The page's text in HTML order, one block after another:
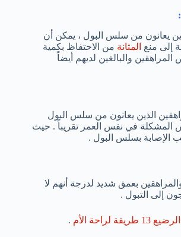
يعانون من سلس البول ، يمكن أن
إلى منع المثانة من الاحتفاظ بكمية
والبالغين لديهم أيضاً
الذين يعانون من سلس البول
المشكلة في نفس العمر تقريباً . حيث
الإصابة بسلس البول .
بعمق شديد لدرجة أنهم لا
إلى التبول .
لراحة الأم
.